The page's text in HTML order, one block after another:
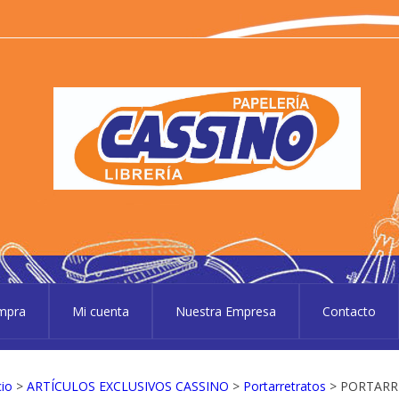
Mi cuenta Nuestra Empresa Contacto
> ARTÍCULOS EXCLUSIVOS CASSINO > Portarretratos >